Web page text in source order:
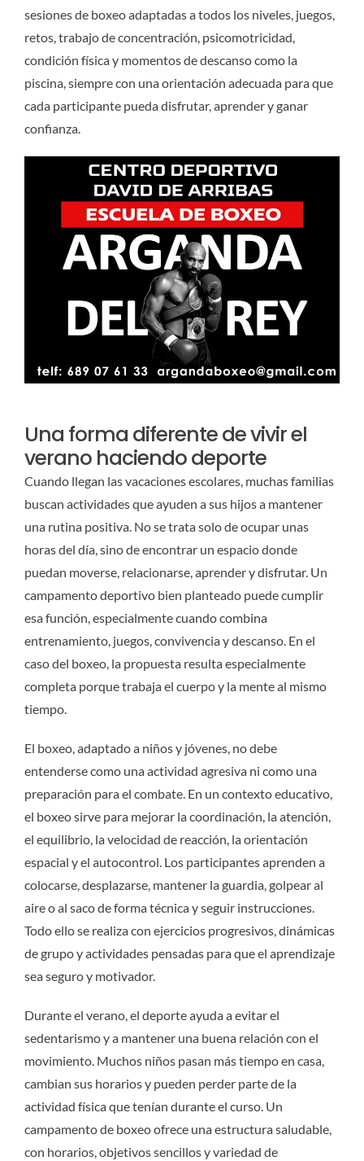
sesiones de boxeo adaptadas a todos los niveles, juegos,
retos, trabajo de concentración, psicomotricidad,
condición física y momentos de descanso como la
piscina, siempre con una orientación adecuada para que
cada participante pueda disfrutar, aprender y ganar
confianza.
Una forma diferente de vivir el
verano haciendo deporte
Cuando llegan las vacaciones escolares, muchas familias
buscan actividades que ayuden a sus hijos a mantener
una rutina positiva. No se trata solo de ocupar unas
horas del día, sino de encontrar un espacio donde
puedan moverse, relacionarse, aprender y disfrutar. Un
campamento deportivo bien planteado puede cumplir
esa función, especialmente cuando combina
entrenamiento, juegos, convivencia y descanso. En el
caso del boxeo, la propuesta resulta especialmente
completa porque trabaja el cuerpo y la mente al mismo
tiempo.
El boxeo, adaptado a niños y jóvenes, no debe
entenderse como una actividad agresiva ni como una
preparación para el combate. En un contexto educativo,
el boxeo sirve para mejorar la coordinación, la atención,
el equilibrio, la velocidad de reacción, la orientación
espacial y el autocontrol. Los participantes aprenden a
colocarse, desplazarse, mantener la guardia, golpear al
aire o al saco de forma técnica y seguir instrucciones.
Todo ello se realiza con ejercicios progresivos, dinámicas
de grupo y actividades pensadas para que el aprendizaje
sea seguro y motivador.
Durante el verano, el deporte ayuda a evitar el
sedentarismo y a mantener una buena relación con el
movimiento. Muchos niños pasan más tiempo en casa,
cambian sus horarios y pueden perder parte de la
actividad física que tenían durante el curso. Un
campamento de boxeo ofrece una estructura saludable,
con horarios, objetivos sencillos y variedad de